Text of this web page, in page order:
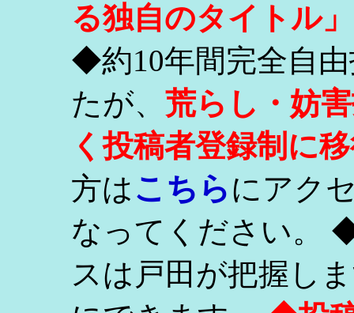
る独自のタイトル
◆約10年間完全自
たが、 荒らし・妨
く投稿者登録制に
方はこちらにアク
なってください。
スは戸田が把握し